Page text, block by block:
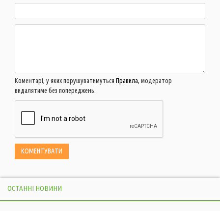
Коментарі, у яких порушуватимуться Правила, модератор
видалятиме без попереджень.
ОСТАННІ НОВИНИ